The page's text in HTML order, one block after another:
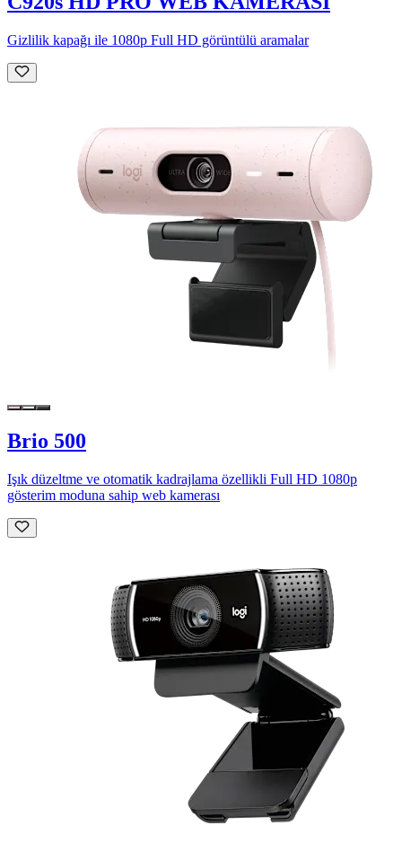
Gizlilik kapağı ile 1080p Full HD görüntülü aramalar
Brio 500
Işık düzeltme ve otomatik kadrajlama özellikli Full HD 1080p
gösterim moduna sahip web kamerası